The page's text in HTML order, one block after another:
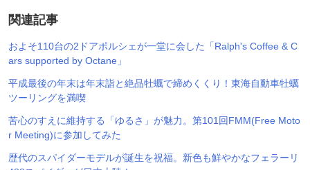
関連記事
およそ110台の2ドアポルシェが一堂に会した「Ralph's Coffee & C
ars supported by Octane」
平成最後の年末は年末詣と絶品牡蠣で締めくくり！東海自動車牡蠣
ツーリングを満喫
苦心のすえに維持する「ゆるさ」が魅力。第101回FMM(Free Moto
r Meeting)に参加してみた
歴代のスパイダーモデルが誕生を祝福。新色も鮮やかなフェラーリ